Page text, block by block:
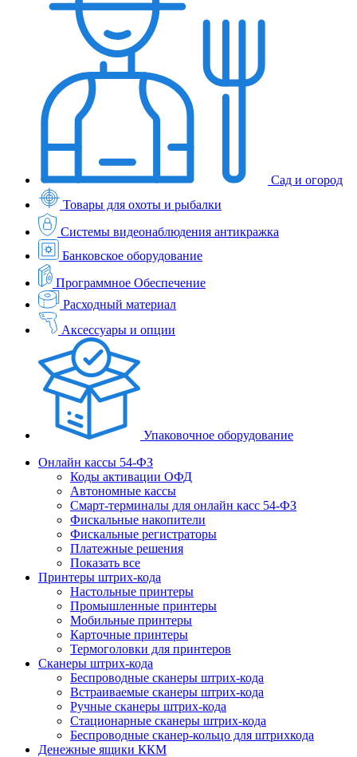
Сад и огород
Товары для охоты и рыбалки
Системы видеонаблюдения антикражка
Банковское оборудование
Программное Обеспечение
Расходный материал
Аксессуары и опции
Упаковочное оборудование
Онлайн кассы 54-ФЗ
Коды активации ОФД
Автономные кассы
Смарт-терминалы для онлайн касс 54-ФЗ
Фискальные накопители
Фискальные регистраторы
Платежные решения
Показать все
Принтеры штрих-кода
Настольные принтеры
Промышленные принтеры
Мобильные принтеры
Карточные принтеры
Термоголовки для принтеров
Сканеры штрих-кода
Беспроводные сканеры штрих-кода
Встраиваемые сканеры штрих-кода
Ручные сканеры штрих-кода
Стационарные сканеры штрих-кода
Беспроводные сканер-кольцо для штрихкода
Денежные ящики ККМ